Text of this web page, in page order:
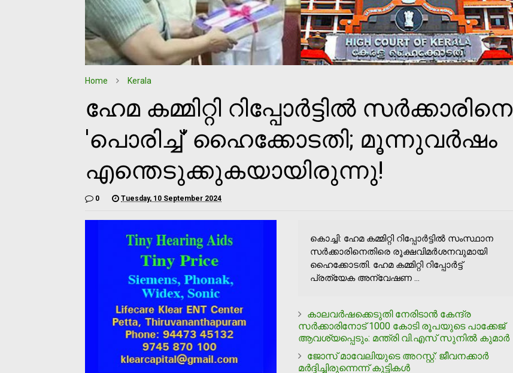
Home Kerala
ഹേമ കമ്മിറ്റി റിപ്പോര്‍ട്ടില്‍ സര്‍ക്കാരിനെ
'പൊരിച്ച്' ഹൈക്കോടതി; മൂന്നുവര്‍ഷം
എന്തെടുക്കുകയായിരുന്നു!
0 Tuesday, 10 September 2024
കൊച്ചി: ഹേമ കമ്മിറ്റി റിപ്പോര്‍ട്ടില്‍ സംസ്ഥാന
സര്‍ക്കാരിനെതിരെ രൂക്ഷവിമര്‍ശനവുമായി
ഹൈക്കോടതി. ഹേമ കമ്മിറ്റി റിപ്പോര്‍ട്ട്
പ്രത്യേക അന്വേഷണ ...
കാലവര്‍ഷക്കെടുതി നേരിടാന്‍ കേന്ദ്ര
സര്‍ക്കാരിനോട് 1000 കോടി രൂപയുടെ പാക്കേജ്
ആവശ്യപ്പെടും: മന്ത്രി വി.എസ് സുനില്‍ കുമാര്‍
ജോസ് മാവേലിയുടെ അറസ്റ്റ്: ജീവനക്കാര്‍
മര്‍ദ്ദിച്ചിരുന്നെന്ന് കുട്ടികള്‍